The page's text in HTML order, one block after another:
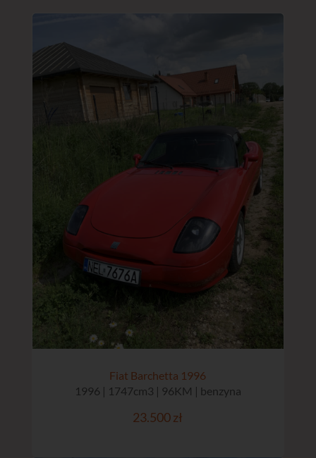
Fiat Barchetta 1996
1996 | 1747cm3 | 96KM | benzyna
23.500 zł